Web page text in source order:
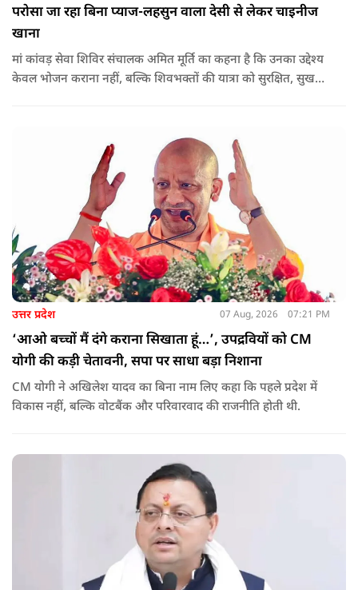
परोसा जा रहा बिना प्याज-लहसुन वाला देसी से लेकर चाइनीज
खाना
मां कांवड़ सेवा शिविर संचालक अमित मूर्ति का कहना है कि उनका उद्देश्य
केवल भोजन कराना नहीं, बल्कि शिवभक्तों की यात्रा को सुरक्षित, सुखद
उत्तर प्रदेश 07 Aug, 2026 07:21 PM
‘आओ बच्चों मैं दंगे कराना सिखाता हूं…’, उपद्रवियों को CM
योगी की कड़ी चेतावनी, सपा पर साधा बड़ा निशाना
CM योगी ने अखिलेश यादव का बिना नाम लिए कहा कि पहले प्रदेश में
विकास नहीं, बल्कि वोटबैंक और परिवारवाद की राजनीति होती थी.